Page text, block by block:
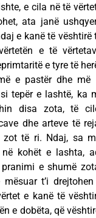
e cila në të
ata janë
e kanë të vështirë
e të
e tyre të
e pastër dhe më
tepër e lashtë, ka
disa zota, të
dhe arteve të
të ri. Ndaj, sa
në kohët e lashta,
e shumë
mësuar t’i
e kanë të
e dobëta, që